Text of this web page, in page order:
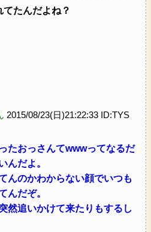
たんだよね？
2015/08/23(日)21:22:33 ID:TYS
たおっさんてwwwってなるだ
んだよ。
んのかわからない顔でいつも
んだぞ。
然追いかけて来たりもするし